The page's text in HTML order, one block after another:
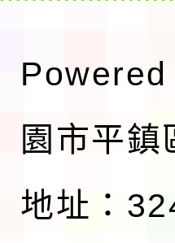
園市平
地址：